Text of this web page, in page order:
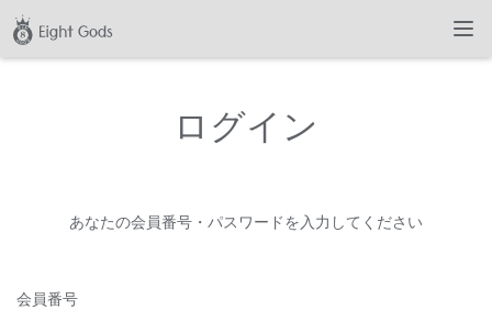
ログイン
あなたの会員番号・パスワードを入力してください
会員番号